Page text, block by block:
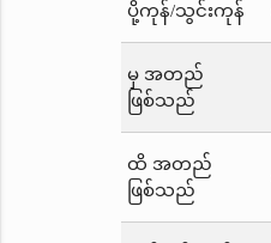
ပို့ကုန်/သွင်းကုန်
မှ အတည်
ဖြစ်သည်
ထိ အတည်
ဖြစ်သည်